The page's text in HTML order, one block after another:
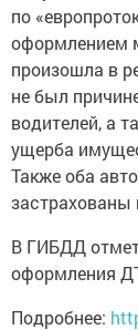
по
оформлением
произошла в
не был
водителей, а
ущерба
Также оба
застрахованы
В ГИБДД
оформления
Подробнее: